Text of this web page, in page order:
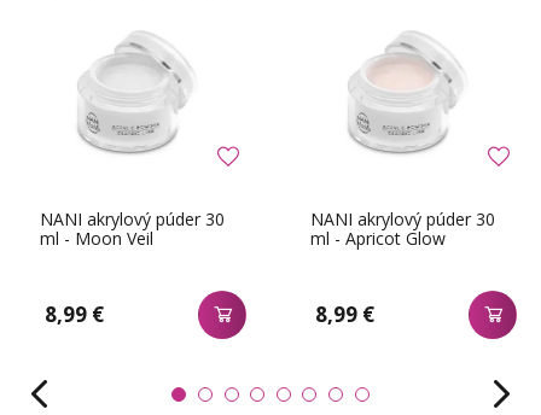
NANI akrylový púder 30
ml - Moon Veil
8,99 €
NANI akrylový púder 30
ml - Apricot Glow
8,99 €